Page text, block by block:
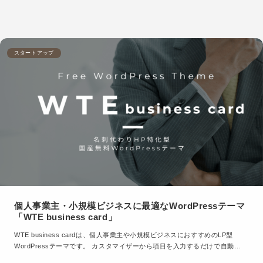
スタートアップ
個人事業主・小規模ビジネスに最適なWordPressテーマ
「WTE business card」
WTE business cardは、個人事業主や小規模ビジネスにおすすめのLP型
WordPressテーマです。 カスタマイザーから項目を入力するだけで自動…